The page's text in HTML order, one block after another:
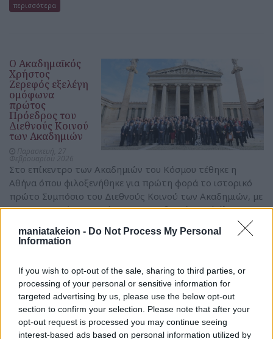
maniatakeion - Do Not Process My Personal
Information
If you wish to opt-out of the sale, sharing to third parties, or
processing of your personal or sensitive information for
targeted advertising by us, please use the below opt-out
section to confirm your selection. Please note that after your
opt-out request is processed you may continue seeing
interest-based ads based on personal information utilized by
περισσότερα
Ο Ακαδημαϊκός
Χρήστος
Ζερεφός εξελέγη
ομόφωνα
πρώτος
Πρόεδρος του
Διεθνούς Κοινού
των Ακαδημιών
Στο επίκεντρο των Ακαδημιών του Κόσμου τέθηκε η
Αθήνα όπου φιλοξενήθηκε για πρώτη φορά το ιστορικό
πρώτο Συμπόσιο του Διεθνούς Κοινού των Ακαδημιών, με
τη συμμετοχή εκπροσώπων 38 Ακαδημιών από όλο τον
κόσμο. Ο Ακαδημαϊκός Χρήστος Ζερεφός εξελέγη ομόφωνα
πρώτος Πρόεδρος του Διεθνούς Κοινού των Ακαδημιών.
περισσότερα